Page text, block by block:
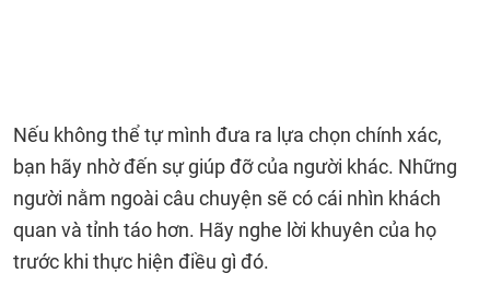
Nếu không thể tự mình đưa ra lựa chọn chính xác,
bạn hãy nhờ đến sự giúp đỡ của người khác. Những
người nằm ngoài câu chuyện sẽ có cái nhìn khách
quan và tỉnh táo hơn. Hãy nghe lời khuyên của họ
trước khi thực hiện điều gì đó.